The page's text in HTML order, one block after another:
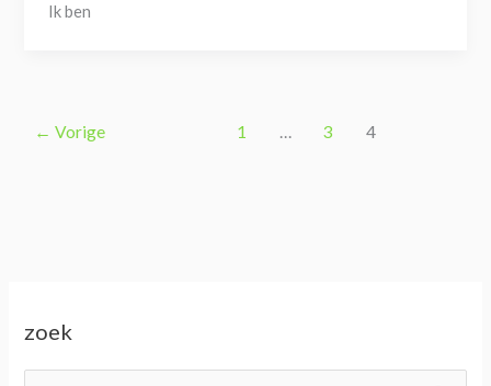
Ik ben
← Vorige 1 … 3 4
zoek